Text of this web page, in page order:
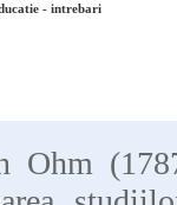
- intrebari
Ohm